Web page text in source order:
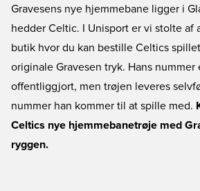
Gravesens nye hjemmebane ligger i
hedder Celtic. I Unisport er vi stolte
butik hvor du kan bestille Celtics
originale Gravesen tryk. Hans nummer
offentliggjort, men trøjen leveres
nummer han kommer til at spille med.
Celtics nye hjemmebanetrøje med
ryggen.